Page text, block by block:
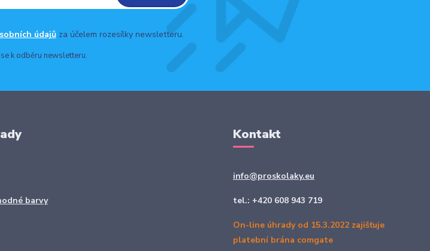
údajůza účelem rozesílky newsletteru.
k odběru newsletteru.
barvy
Kontakt
info@proskolaky.eu
tel.: +420 608 943 719
On-line úhrady od 15.3.2022 zajišťuje
platební brána comgate